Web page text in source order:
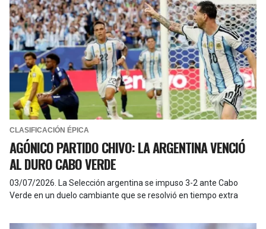
CLASIFICACIÓN ÉPICA
AGÓNICO PARTIDO CHIVO: LA ARGENTINA VENCIÓ
AL DURO CABO VERDE
03/07/2026 La Selección argentina se impuso 3-2 ante Cabo
Verde en un duelo cambiante que se resolvió en tiempo extra